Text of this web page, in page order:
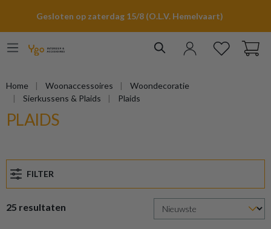
Gesloten op zaterdag 15/8 (O.L.V. Hemelvaart)
Home Woonaccessoires
Woondecoratie
Sierkussens & Plaids
Plaids
PLAIDS
FILTER
25 resultaten